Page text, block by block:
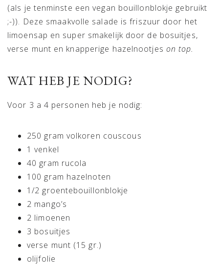
(als je tenminste een vegan bouillonblokje gebruikt
;-)). Deze smaakvolle salade is friszuur door het
limoensap en super smakelijk door de bosuitjes,
verse munt en knapperige hazelnootjes on top.
WAT HEB JE NODIG?
Voor 3 a 4 personen heb je nodig:
250 gram volkoren couscous
1 venkel
40 gram rucola
100 gram hazelnoten
1/2 groentebouillonblokje
2 mango’s
2 limoenen
3 bosuitjes
verse munt (15 gr.)
olijfolie